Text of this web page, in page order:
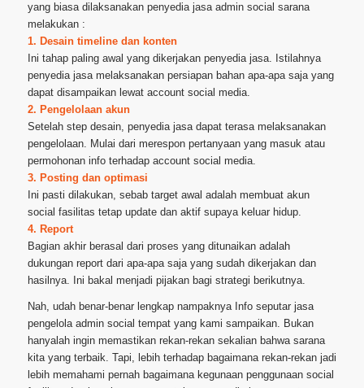
yang biasa dilaksanakan penyedia jasa admin social sarana
melakukan :
1. Desain timeline dan konten
Ini tahap paling awal yang dikerjakan penyedia jasa. Istilahnya
penyedia jasa melaksanakan persiapan bahan apa-apa saja yang
dapat disampaikan lewat account social media.
2. Pengelolaan akun
Setelah step desain, penyedia jasa dapat terasa melaksanakan
pengelolaan. Mulai dari merespon pertanyaan yang masuk atau
permohonan info terhadap account social media.
3. Posting dan optimasi
Ini pasti dilakukan, sebab target awal adalah membuat akun
social fasilitas tetap update dan aktif supaya keluar hidup.
4. Report
Bagian akhir berasal dari proses yang ditunaikan adalah
dukungan report dari apa-apa saja yang sudah dikerjakan dan
hasilnya. Ini bakal menjadi pijakan bagi strategi berikutnya.
Nah, udah benar-benar lengkap nampaknya Info seputar jasa
pengelola admin social tempat yang kami sampaikan. Bukan
hanyalah ingin memastikan rekan-rekan sekalian bahwa sarana
kita yang terbaik. Tapi, lebih terhadap bagaimana rekan-rekan jadi
lebih memahami pernah bagaimana kegunaan penggunaan social